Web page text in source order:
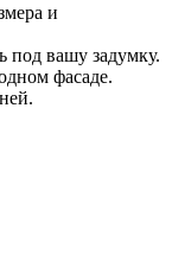
и
под вашу задумку.
фасаде.